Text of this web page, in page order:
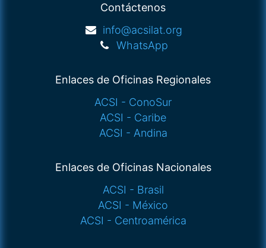
Contáctenos
info@acsilat.org
WhatsApp
Enlaces de Oficinas Regionales
ACSI - ConoSur
ACSI - Caribe
ACSI - Andina
Enlaces de Oficinas Nacionales
ACSI - Brasil
ACSI - México
ACSI - Centroamérica